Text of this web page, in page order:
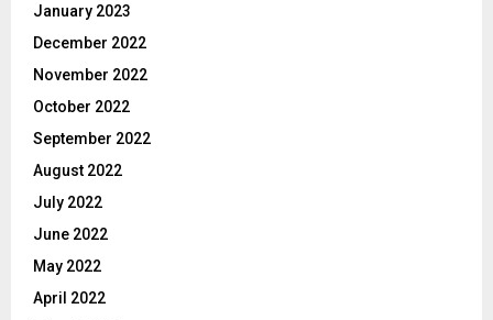
January 2023
December 2022
November 2022
October 2022
September 2022
August 2022
July 2022
June 2022
May 2022
April 2022